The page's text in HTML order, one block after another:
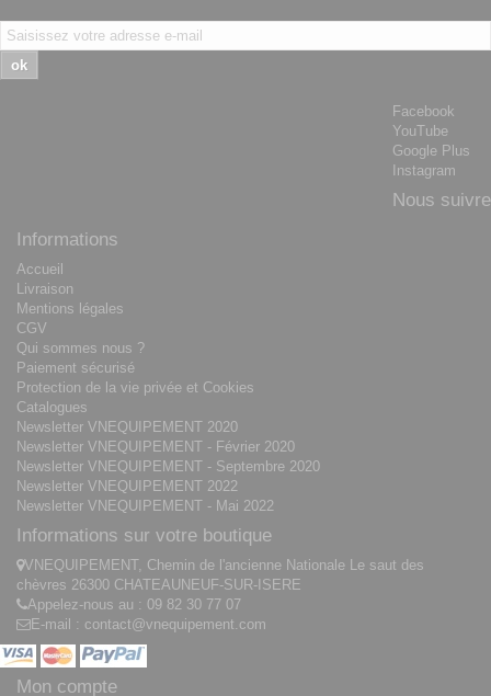
ok
Facebook
YouTube
Google Plus
Instagram
Nous suivre
Informations
Accueil
Livraison
Mentions légales
CGV
Qui sommes nous ?
Paiement sécurisé
Protection de la vie privée et Cookies
Catalogues
Newsletter VNEQUIPEMENT 2020
Newsletter VNEQUIPEMENT - Février 2020
Newsletter VNEQUIPEMENT - Septembre 2020
Newsletter VNEQUIPEMENT 2022
Newsletter VNEQUIPEMENT - Mai 2022
Informations sur votre boutique
VNEQUIPEMENT, Chemin de l'ancienne Nationale Le saut des
chèvres 26300 CHATEAUNEUF-SUR-ISERE
Appelez-nous au : 09 82 30 77 07
E-mail : contact@vnequipement.com
Mon compte